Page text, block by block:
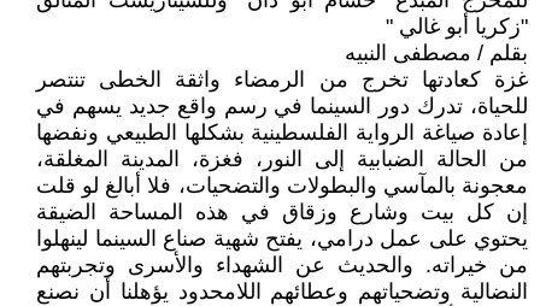
"زكريا أبو غالي "
بقلم / مصطفى النبيه
غزة كعادتها تخرج من الرمضاء واثقة الخطى تنتصر
للحياة، تدرك دور السينما في رسم واقع جديد يسهم في
إعادة صياغة الرواية الفلسطينية بشكلها الطبيعي ونفضها
من الحالة الضبابية إلى النور، فغزة، المدينة المغلقة،
معجونة بالمآسي والبطولات والتضحيات، فلا أبالغ لو قلت
إن كل بيت وشارع وزقاق في هذه المساحة الضيقة
يحتوي على عمل درامي، يفتح شهية صناع السينما لينهلوا
من خيراته. والحديث عن الشهداء والأسرى وتجربتهم
النضالية وتضحياتهم وعطائهم اللامحدود يؤهلنا أن نصنع